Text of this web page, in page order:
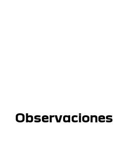
Observaciones